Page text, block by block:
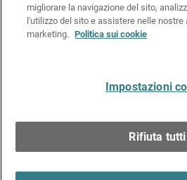
Informativa sulla privacy
Kit Media & Brand
migliorare la navigazione del sito,
l'utilizzo del sito e assistere nelle nostre
marketing. Politica sui cookie
Impostazioni
Rifiuta tutti